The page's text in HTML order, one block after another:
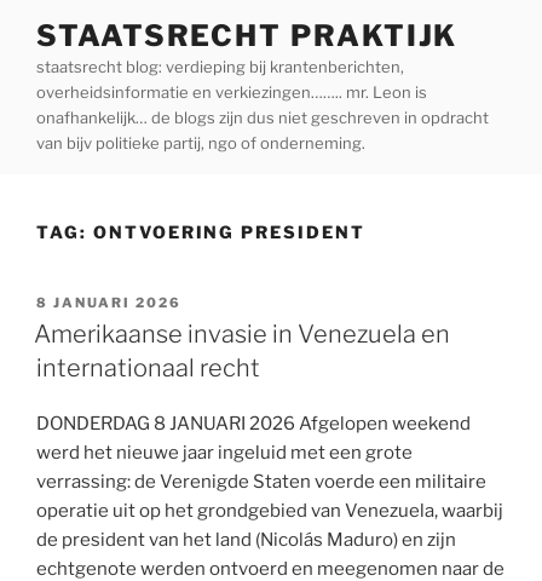
inhoud
STAATSRECHT PRAKTIJK
staatsrecht blog: verdieping bij krantenberichten,
overheidsinformatie en verkiezingen…….. mr. Leon is
onafhankelijk… de blogs zijn dus niet geschreven in opdracht
van bijv politieke partij, ngo of onderneming.
TAG: ONTVOERING PRESIDENT
GEPLAATST
OP
8 JANUARI 2026
Amerikaanse invasie in Venezuela en
internationaal recht
DONDERDAG 8 JANUARI 2026 Afgelopen weekend
werd het nieuwe jaar ingeluid met een grote
verrassing: de Verenigde Staten voerde een militaire
operatie uit op het grondgebied van Venezuela, waarbij
de president van het land (Nicolás Maduro) en zijn
echtgenote werden ontvoerd en meegenomen naar de